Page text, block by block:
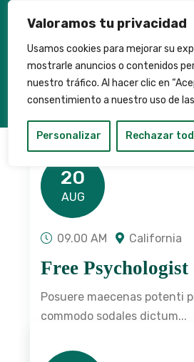
Valoramos tu privacidad
Usamos cookies para mejorar su
mostrarle anuncios o contenidos
nuestro tráfico. Al hacer clic en
consentimiento a nuestro uso de
Personalizar Rechazar
20
AUG
09.00 AM California
Free
Posuere maecenas potenti
commodo sodales dictum...